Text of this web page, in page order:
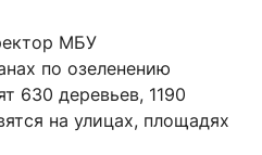
МБУ
по озеленению
630 деревьев, 1190
на улицах, площадях